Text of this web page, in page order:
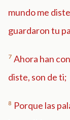
mundo me
guardaron tu
7 Ahora han
diste, son de ti;
8 Porque las